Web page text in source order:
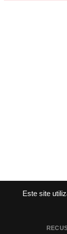
Este site